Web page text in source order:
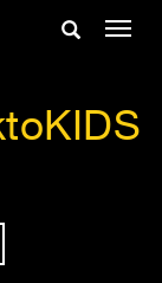
Suche